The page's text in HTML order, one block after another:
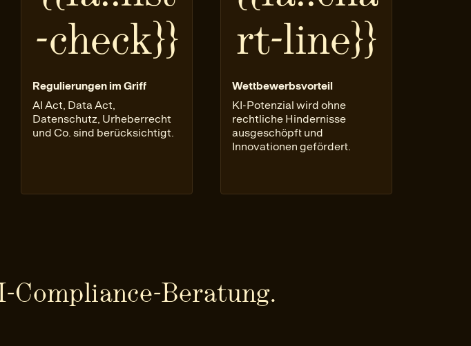
-check}}
Regulierungen im Griff
AI Act, Data Act,
Datenschutz, Urheberrecht
und Co. sind berücksichtigt.
rt-line}}
Wettbewerbsvorteil
KI-Potenzial wird ohne
rechtliche Hindernisse
ausgeschöpft und
Innovationen gefördert.
Beratung.